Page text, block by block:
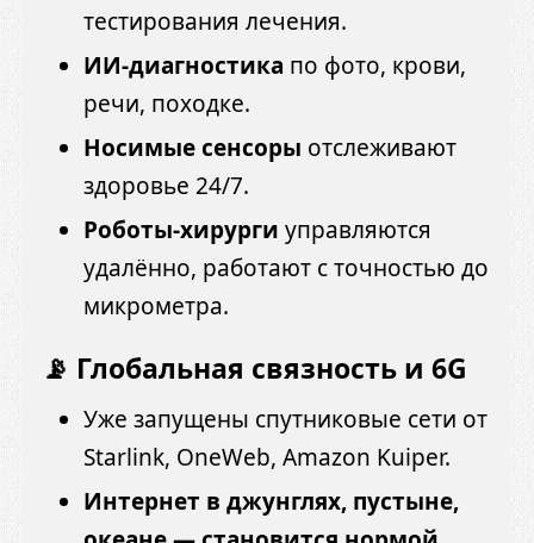
тестирования лечения.
ИИ-диагностика по фото, крови,
речи, походке.
Носимые сенсоры отслеживают
здоровье 24/7.
Роботы-хирурги управляются
удалённо, работают с точностью до
микрометра.
📡 Глобальная связность и 6G
Уже запущены спутниковые сети от
Starlink, OneWeb, Amazon Kuiper.
Интернет в джунглях, пустыне,